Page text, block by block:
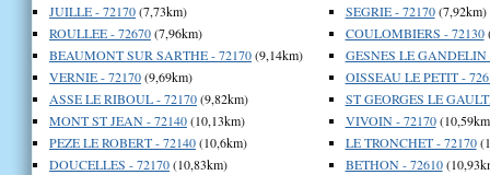
JUILLE - 72170(7,73km)
ROULLEE - 72670(7,96km)
BEAUMONT SUR SARTHE - 72170(9,14km)
VERNIE - 72170(9,69km)
ASSE LE RIBOUL - 72170(9,82km)
MONT ST JEAN - 72140(10,13km)
PEZE LE ROBERT - 72140(10,6km)
DOUCELLES - 72170(10,83km)
SEGRIE - 72170(7,92km)
COULOMBIERS - 72130
GESNES LE GANDELIN
OISSEAU LE PETIT -
ST GEORGES LE
VIVOIN - 72170
LE TRONCHET - 72170
BETHON - 72610